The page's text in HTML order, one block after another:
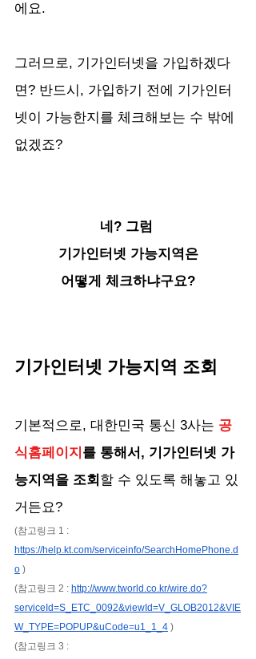
에요.
그러므로, 기가인터넷을 가입하겠다
면? 반드시, 가입하기 전에 기가인터
넷이 가능한지를 체크해보는 수 밖에
없겠죠?
네? 그럼
기가인터넷 가능지역은
어떻게 체크하냐구요?
기가인터넷 가능지역 조회
기본적으로, 대한민국 통신 3사는 공
식홈페이지 를 통해서, 기가인터넷 가
능지역을 조회 할 수 있도록 해놓고 있
거든요?
(참고링크 1 :
https://help.kt.com/serviceinfo/SearchHomePhone.d
o )
(참고링크 2 : http://www.tworld.co.kr/wire.do?
serviceId=S_ETC_0092&viewId=V_GLOB2012&VIE
W_TYPE=POPUP&uCode=u1_1_4 )
(참고링크 3 :